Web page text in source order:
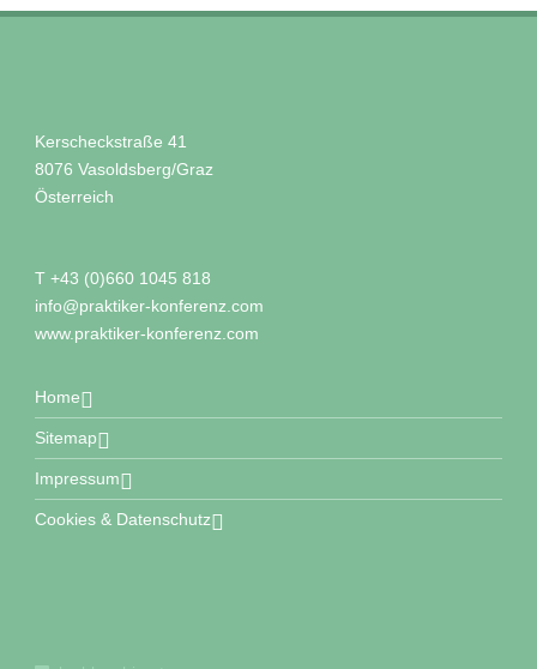
Kerscheckstraße 41
8076 Vasoldsberg/Graz
Österreich
T +43 (0)660 1045 818
info@praktiker-konferenz.com
www.praktiker-konferenz.com
Home
Sitemap
Impressum
Cookies & Datenschutz